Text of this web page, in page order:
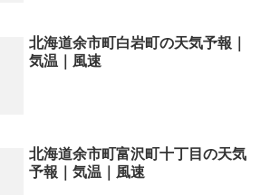
北海道余市町白岩町の天気予報｜
気温｜風速
北海道余市町富沢町十丁目の天気
予報｜気温｜風速